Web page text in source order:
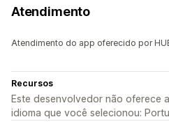
Atendimento
Atendimento do app oferecido por
Recursos
Este desenvolvedor não oferece
idioma que você selecionou: